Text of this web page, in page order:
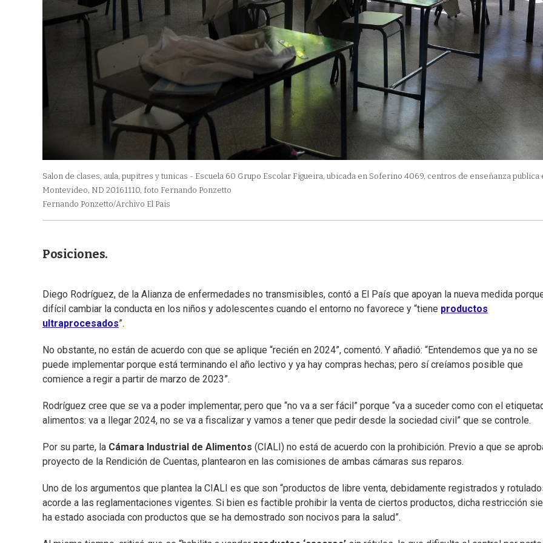
Salon de clases, aula, pupitres y tunicas - Escuela 60 Grupo Escolar Figueira, ubicada en Soferino 4069, centros de enseñanza publica
Montevideo, ND 20161110, foto Fernando Ponzetto
Fernando Ponzetto/Archivo El Pais
Posiciones.
Diego Rodríguez, de la Alianza de enfermedades no transmisibles, contó a El País que apoyan la nueva medida
difícil cambiar la conducta en los niños y adolescentes cuando el entorno no favorece y “tiene productos
ultraprocesados”.
No obstante, no están de acuerdo con que se aplique “recién en 2024”, comentó. Y añadió: “Entendemos que ya no se
puede implementar porque está terminando el año lectivo y ya hay compras hechas; pero sí creíamos posible que
comience a regir a partir de marzo de 2023”.
Rodríguez cree que se va a poder implementar, pero que “no va a ser fácil” porque “va a suceder como con el
alimentos: va a llegar 2024, no se va a fiscalizar y vamos a tener que pedir desde la sociedad civil” que se controle.
Por su parte, la Cámara Industrial de Alimentos (CIALI) no está de acuerdo con la prohibición. Previo a que se
proyecto de la Rendición de Cuentas, plantearon en las comisiones de ambas cámaras sus reparos.
Uno de los argumentos que plantea la CIALI es que son “productos de libre venta, debidamente registrados y
acorde a las reglamentaciones vigentes. Si bien es factible prohibir la venta de ciertos productos, dicha restricción
ha estado asociada con productos que se ha demostrado son nocivos para la salud”.